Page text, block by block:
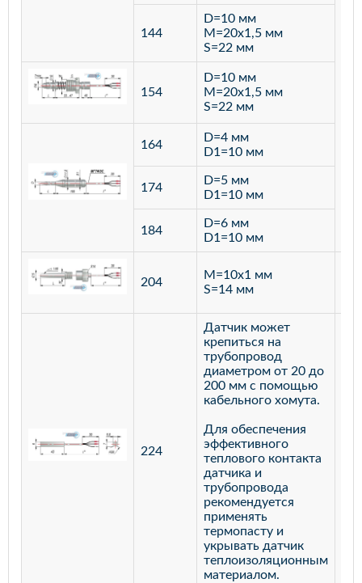
144
D=10 мм
M=20х1,5 мм
S=22 мм
154
D=10 мм
M=20х1,5 мм
S=22 мм
164
D=4 мм
D1=10 мм
174
D=5 мм
D1=10 мм
184
D=6 мм
D1=10 мм
204
M=10х1 мм
S=14 мм
224
Датчик может
крепиться на
трубопровод
диаметром от 20 до
200 мм с помощью
кабельного хомута.
Для обеспечения
эффективного
теплового контакта
датчика и
трубопровода
рекомендуется
применять
термопасту и
укрывать датчик
теплоизоляционным
материалом.